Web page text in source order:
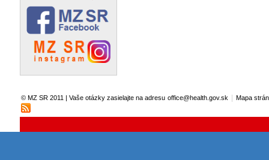
© MZ SR 2011 | Vaše otázky zasielajte na adresu office@health.gov.sk Mapa